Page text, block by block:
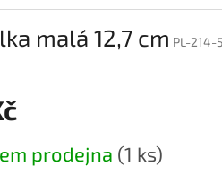
malá 12,7 cm PL-214-
prodejna (1 ks)